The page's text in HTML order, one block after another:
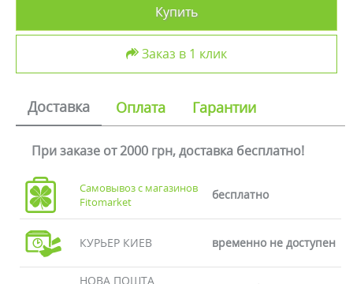
Купить
Заказ в 1 клик
Доставка Оплата Гарантии
При заказе от 2000 грн, доставка бесплатно!
Самовывоз с магазинов
Fitomarket
бесплатно
КУРЬЕР КИЕВ временно не доступен
НОВА ПОШТА